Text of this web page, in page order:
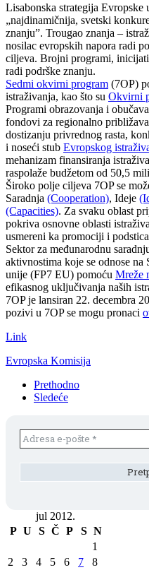
Lisabonska strategija
„najdinamičnija, svetski
znanju”. Trougao znanja –
nosilac evropskih napora radi
ciljeva. Brojni programi,
radi podrške znanju.
Sedmi okvirni program (7OP)
istraživanja, kao što su Okvirni
Programi obrazovanja i
fondovi za regionalno
dostizanju privrednog rasta,
i noseći stub Evropskog
mehanizam finansiranja
raspolaže budžetom od 50,5
Široko polje ciljeva 7OP se
Saradnja (Cooperation), Ideje
(Capacities). Za svaku oblast
pokriva osnovne oblasti
usmereni ka promociji i
Sektor za međunarodnu
aktivnostima koje se odnose
unije (FP7 EU) pomoću Mreže
efikasnog uključivanja naših
7OP je lansiran 22. decembra
pozivi u 7OP se mogu pronaci
Link
Evropska Komisija
Prethodno
Sledeće
jul 2012.
P U S Č P S N
1
2
3 4 5 6 7
8